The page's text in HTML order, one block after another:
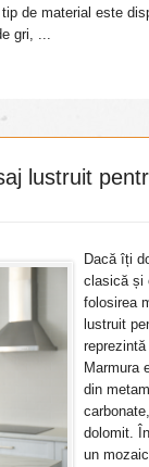
de material este
gri, ...
lustruit
Dacă îți
clasică și
folosirea
lustruit
Marmura
din
dolomit.
un